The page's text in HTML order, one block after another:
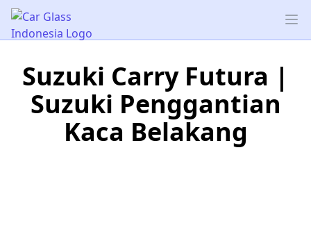
Car Glass Indonesia
Suzuki Carry Futura |
Suzuki Penggantian
Kaca Belakang